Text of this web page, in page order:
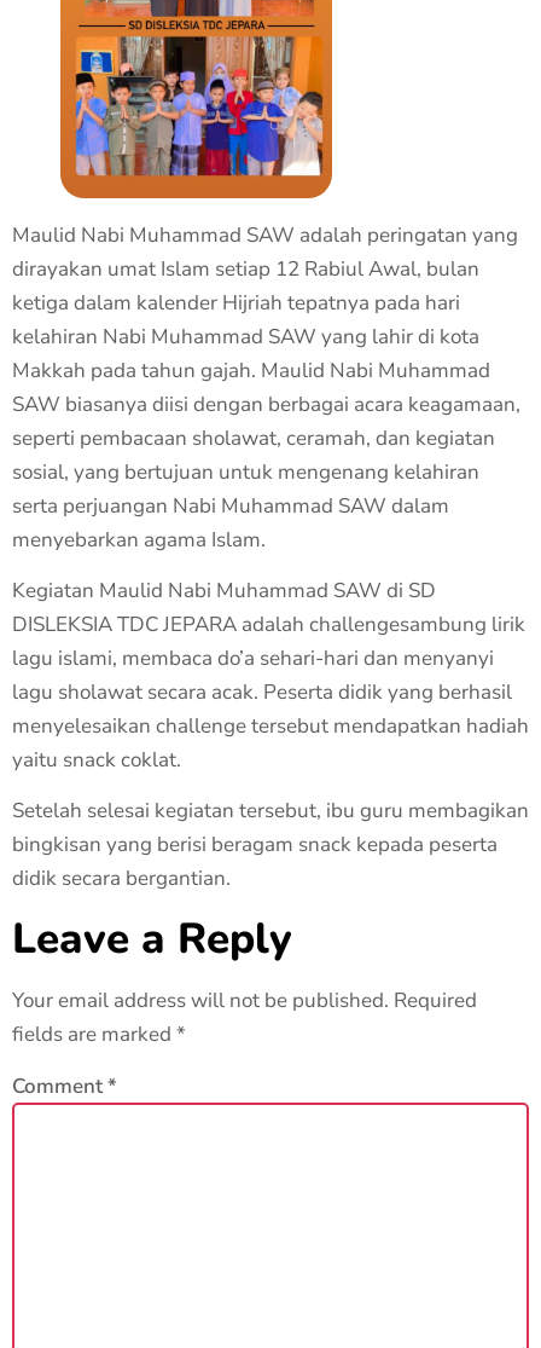
Maulid Nabi Muhammad SAW adalah peringatan yang
dirayakan umat Islam setiap 12 Rabiul Awal, bulan
ketiga dalam kalender Hijriah tepatnya pada hari
kelahiran Nabi Muhammad SAW yang lahir di kota
Makkah pada tahun gajah. Maulid Nabi Muhammad
SAW biasanya diisi dengan berbagai acara keagamaan,
seperti pembacaan sholawat, ceramah, dan kegiatan
sosial, yang bertujuan untuk mengenang kelahiran
serta perjuangan Nabi Muhammad SAW dalam
menyebarkan agama Islam.
Kegiatan Maulid Nabi Muhammad SAW di SD
DISLEKSIA TDC JEPARA adalah challengesambung lirik
lagu islami, membaca do’a sehari-hari dan menyanyi
lagu sholawat secara acak. Peserta didik yang berhasil
menyelesaikan challenge tersebut mendapatkan hadiah
yaitu snack coklat.
Setelah selesai kegiatan tersebut, ibu guru membagikan
bingkisan yang berisi beragam snack kepada peserta
didik secara bergantian.
Leave a Reply
Your email address will not be published. Required
fields are marked *
Comment*